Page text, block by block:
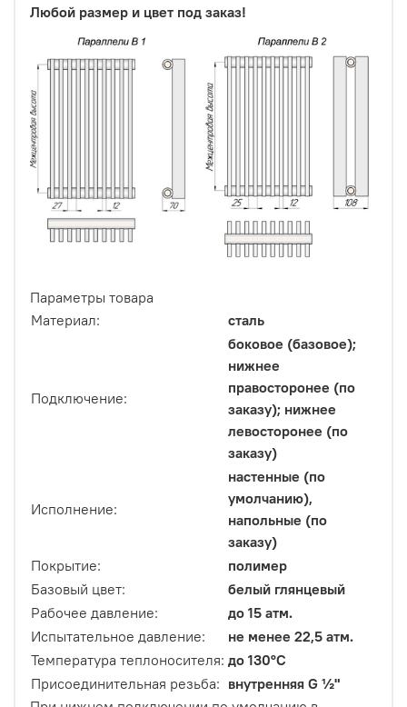
Любой размер и цвет под заказ!
Параметры товара
Материал:
сталь
Подключение:
боковое (базовое);
нижнее
правосторонее (по
заказу); нижнее
левосторонее (по
заказу)
Исполнение:
настенные (по
умолчанию),
напольные (по
заказу)
Покрытие:
полимер
Базовый цвет:
белый глянцевый
Рабочее давление:
до 15 атм.
Испытательное давление:
не менее 22,5 атм.
Температура теплоносителя: до 130ºС
Присоединительная резьба: внутренняя G ½"